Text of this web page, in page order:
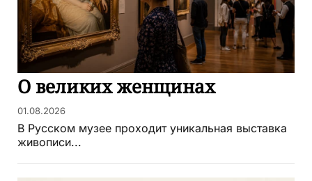
О великих женщинах
01.08.2026
В Русском музее проходит уникальная выставка
живописи...